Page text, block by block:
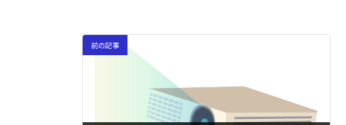
前の記事